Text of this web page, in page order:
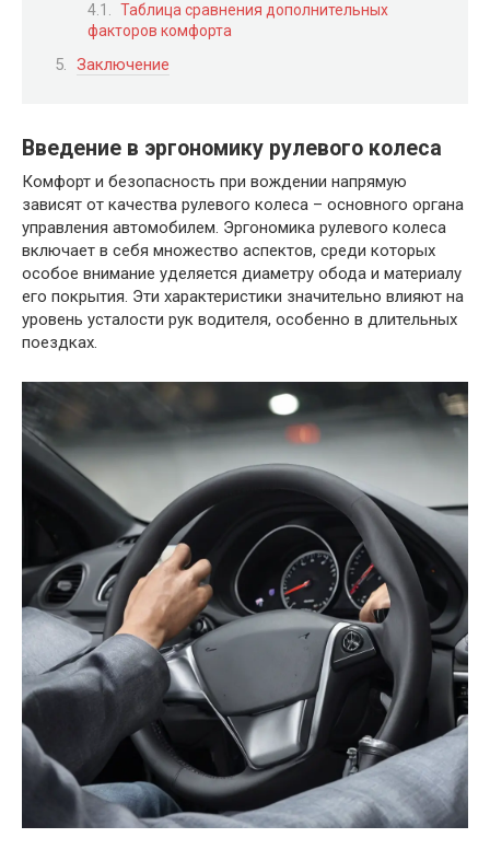
Таблица сравнения дополнительных
факторов комфорта
Заключение
Введение в эргономику рулевого колеса
Комфорт и безопасность при вождении напрямую
зависят от качества рулевого колеса – основного органа
управления автомобилем. Эргономика рулевого колеса
включает в себя множество аспектов, среди которых
особое внимание уделяется диаметру обода и материалу
его покрытия. Эти характеристики значительно влияют на
уровень усталости рук водителя, особенно в длительных
поездках.